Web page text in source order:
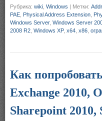
Рубрика: wiki Windows | Метки:
PAE Physical Address Extension
Windows Server, Windows Server
2008 R2 Windows XP, x64 x86
Как
Exchange 2010,
Sharepoint 2010,